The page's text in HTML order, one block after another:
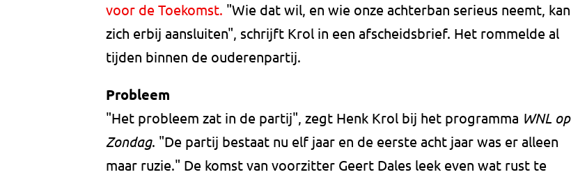
voor de Toekomst. "Wie dat wil, en wie onze achterban serieus neemt, kan
zich erbij aansluiten", schrijft Krol in een afscheidsbrief. Het rommelde al
tijden binnen de ouderenpartij.
Probleem
"Het probleem zat in de partij", zegt Henk Krol bij het programma WNL op
Zondag. "De partij bestaat nu elf jaar en de eerste acht jaar was er alleen
maar ruzie." De komst van voorzitter Geert Dales leek even wat rust te